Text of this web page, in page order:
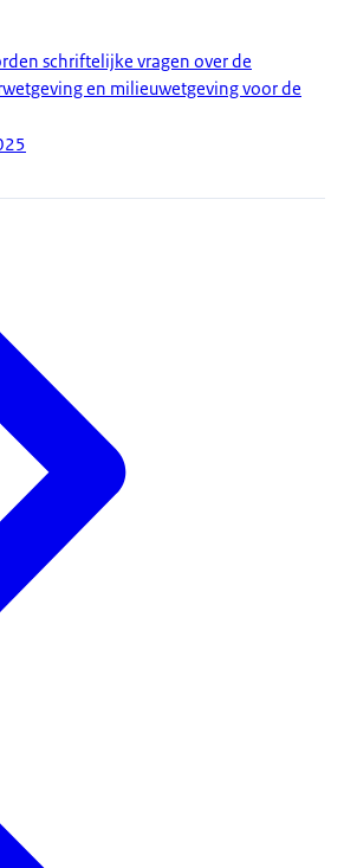
schriftelijke vragen over de
en milieuwetgeving voor de